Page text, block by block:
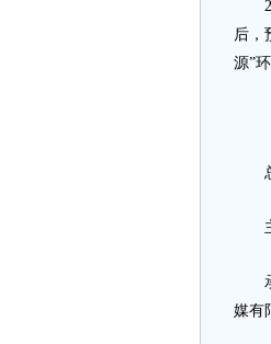
后，
源”
总
主
承
媒有